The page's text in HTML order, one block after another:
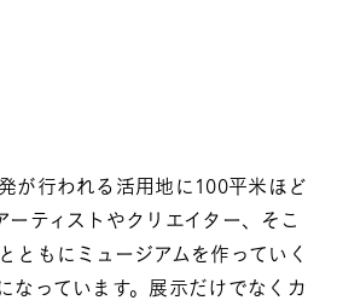
が行われる活用地に100平米ほど
ーティストやクリエイター、そこ
ともにミュージアムを作っていく
なっています。展示だけでなくカ